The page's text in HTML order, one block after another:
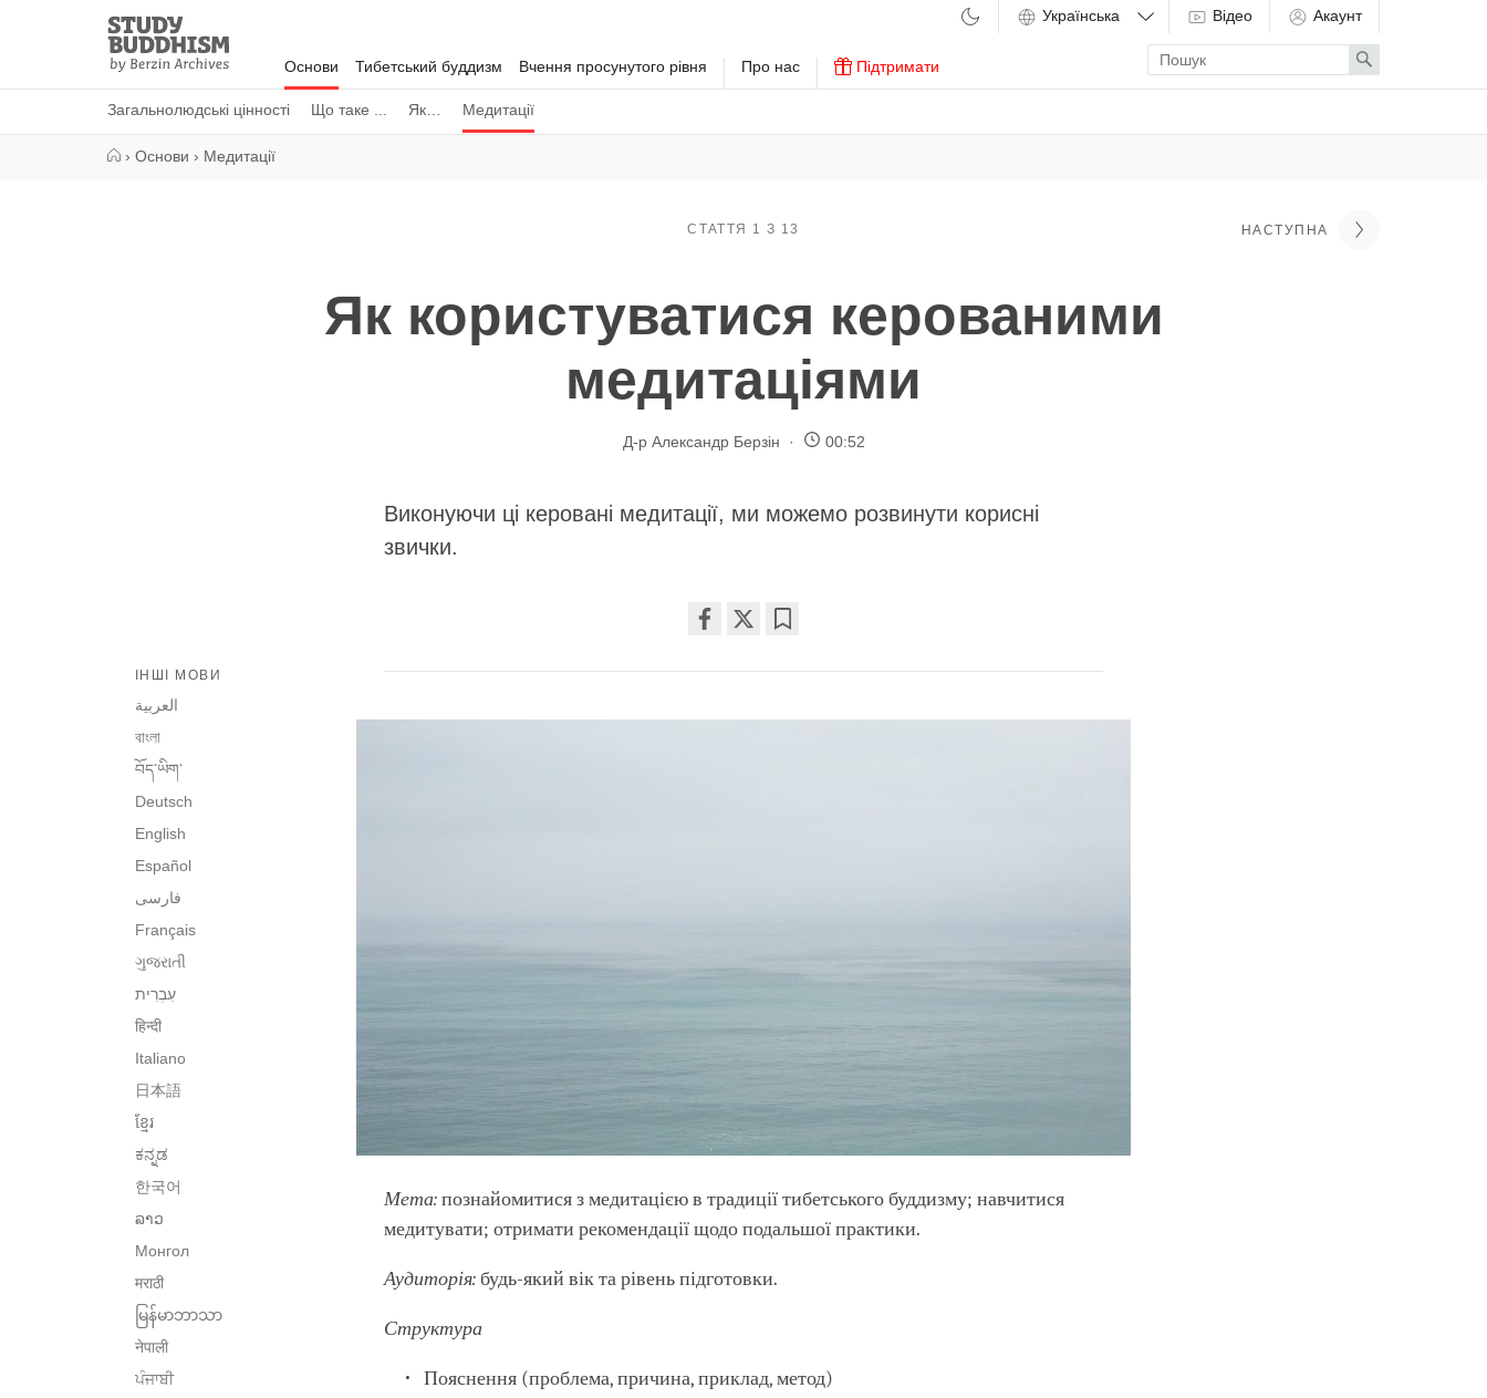
Study
Buddhism
Home
Основи
Загальнолюдські цінності Що таке ... Як… Медитації
Тибетський буддизм Вчення просунутого рівня Про нас Підтримати
Відео Акаунт
Enter
search
term
Search
› Основи › Медитації
СТАТТЯ 1 З 13 НАСТУПНА
Як користуватися керованими
медитаціями
Д-р Александр Берзін 00:52
Виконуючи ці керовані медитації, ми можемо розвинути корисні
звички.
on
ІНШІ МОВИ
العربية
বাংলা
བོད་ཡིག་
Deutsch
English
Español
فارسی
Français
ગુજરાતી
हिन्दी
Italiano
日本語
ខ្មែរ
ಕನ್ನಡ
한국어
ລາວ
Монгол
मराठी
မြန်မာဘာသာ
नेपाली
ਪੰਜਾਬੀ
Мета:познайомитися з медитацією в традиції тибетського буддизму; навчитися
медитувати; отримати рекомендації щодо подальшої практики.
Аудиторія:будь-який вік та рівень підготовки.
Структура
Пояснення (проблема, причина, приклад, метод)